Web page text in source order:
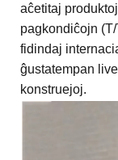
aĉetitaj
pagkondiĉojn
fidindaj
ĝustatempan
konstruejoj.